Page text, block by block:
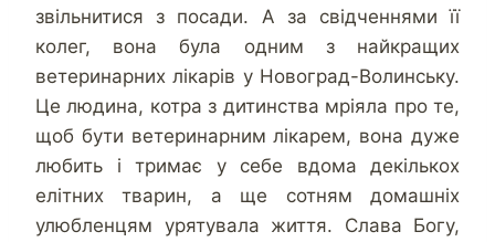
звільнитися з посади. А за свідченнями її
колег, вона була одним з найкращих
ветеринарних лікарів у Новоград-Волинську.
Це людина, котра з дитинства мріяла про те,
щоб бути ветеринарним лікарем, вона дуже
любить і тримає у себе вдома декількох
елітних тварин, а ще сотням домашніх
улюбленцям урятувала життя. Слава Богу,